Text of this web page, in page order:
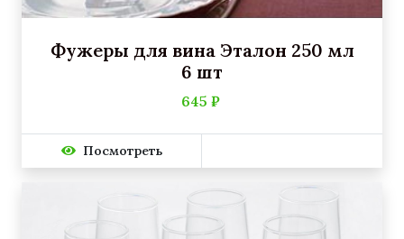
Фужеры для вина Эталон 250 мл
6 шт
645 ₽
Посмотреть